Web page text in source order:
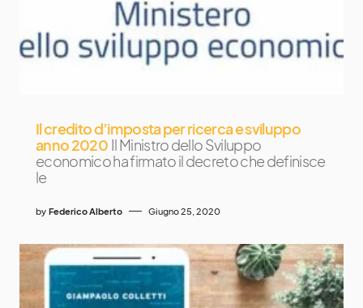
Il credito d’imposta per ricerca e sviluppo
anno 2020 Il Ministro dello Sviluppo
economico ha firmato il decreto che definisce
le
by Federico Alberto Giugno 25, 2020